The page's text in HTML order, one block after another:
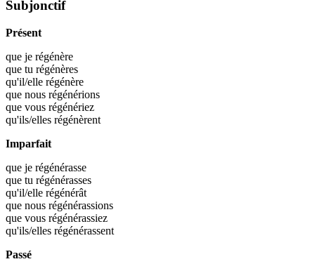
Subjonctif
Présent
que je régénère
que tu régénères
qu'il/elle régénère
que nous régénérions
que vous régénériez
qu'ils/elles régénèrent
Imparfait
que je régénérasse
que tu régénérasses
qu'il/elle régénérât
que nous régénérassions
que vous régénérassiez
qu'ils/elles régénérassent
Passé